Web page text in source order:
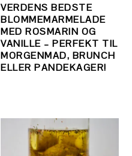
VERDENS BEDSTE
BLOMMEMARMELADE
MED ROSMARIN OG
VANILLE – PERFEKT TIL
MORGENMAD, BRUNCH
ELLER PANDEKAGER!